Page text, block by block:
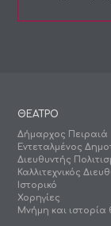
ΘΕΑΤΡΟ
Δήμαρχος Πειραιά
Εντεταλμένος
Διευθυντής
Καλλιτεχνικός
Ιστορικό
Χορηγίες
Μνήμη και ιστορία